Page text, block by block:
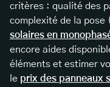
critères : qualité des
complexité de la pose
solaires en
encore aides
éléments et estimer
le prix des panneaux